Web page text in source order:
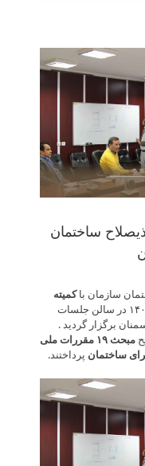
ساختمان
سازمان باکمیته
سازمان در مورخ ۵ آبان ماه سال ۱۴۰۱ در سالن جلسات
برگزار گردید .
مبحث ۱۹ مقررات ملی
ساختمان پرداختند.